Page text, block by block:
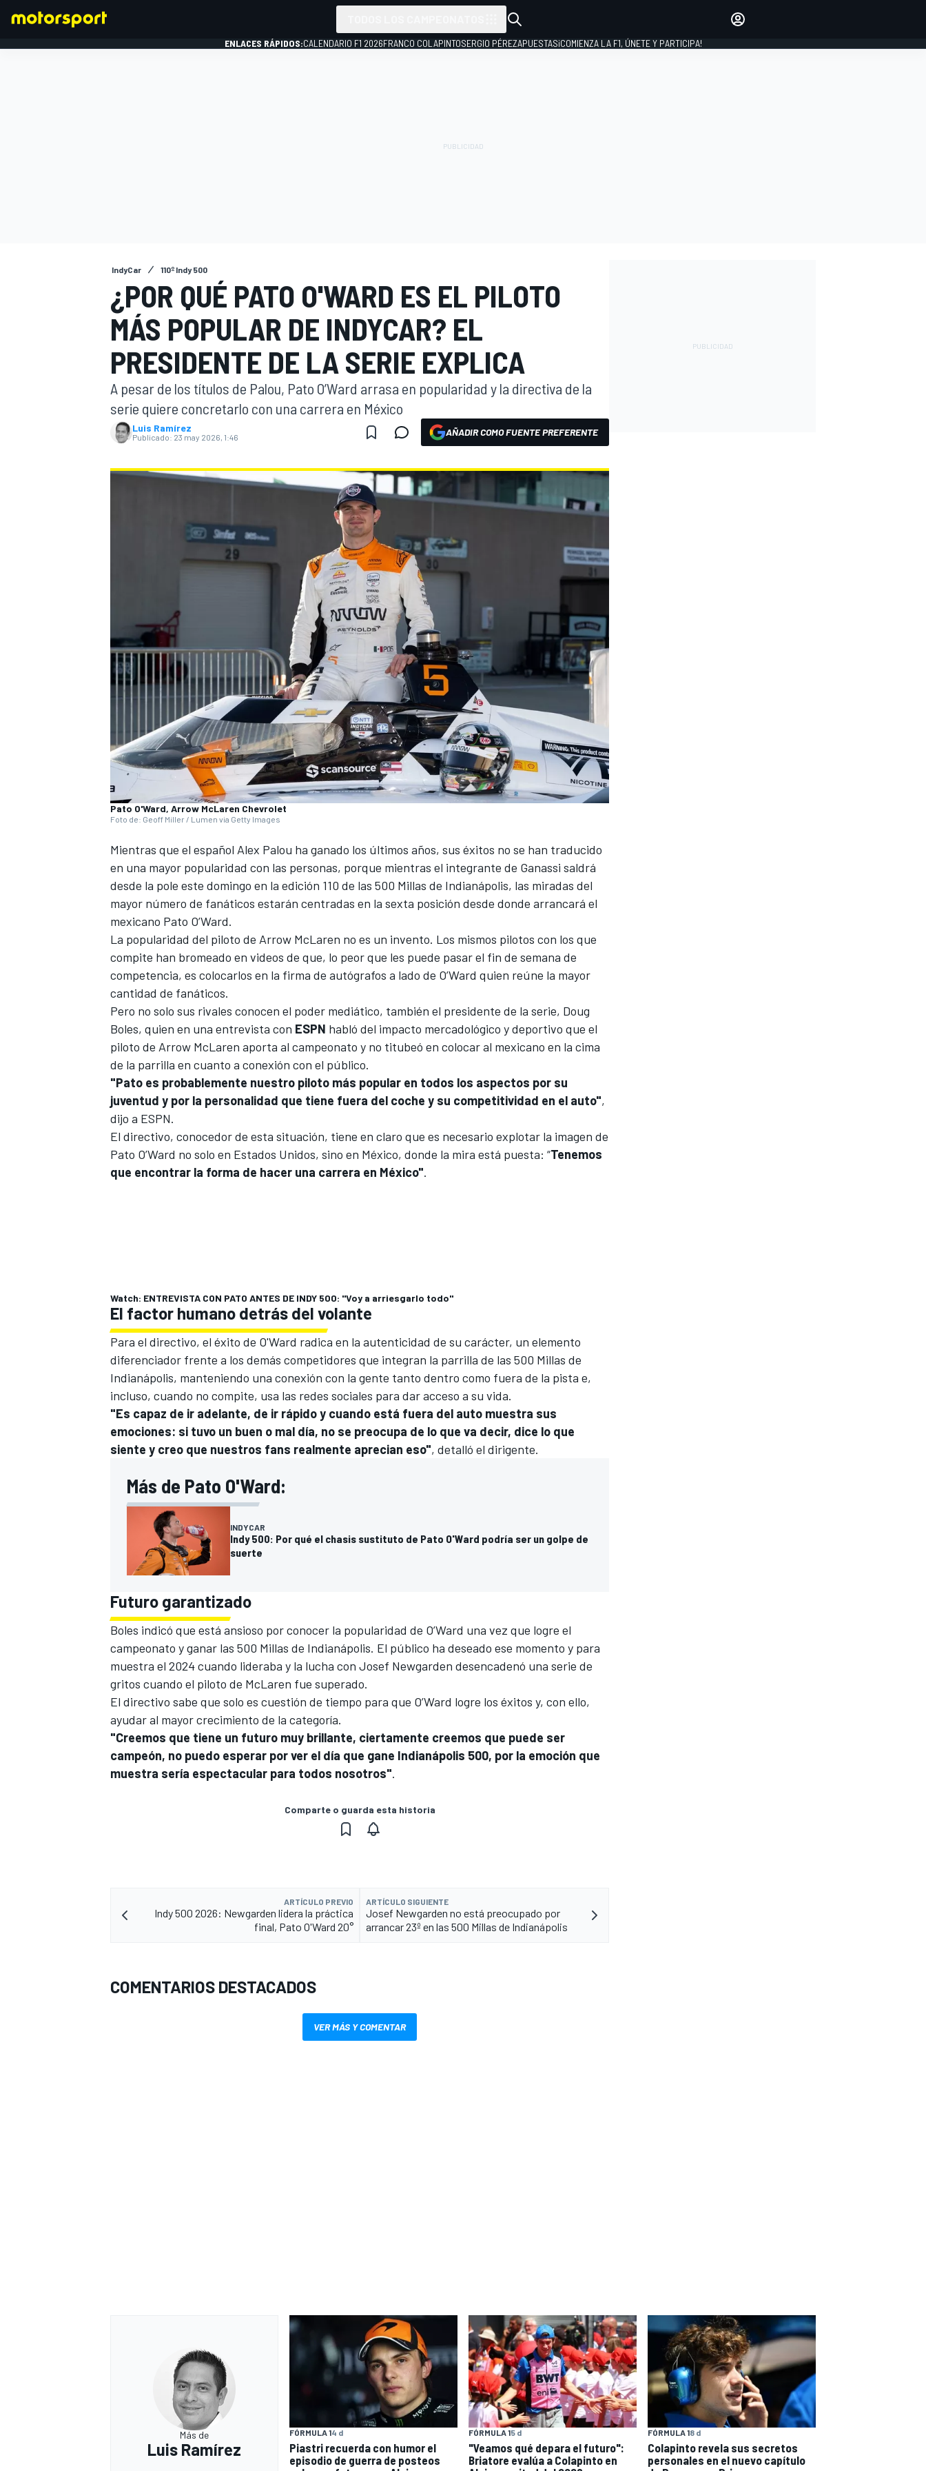
INDYCAR
NASCAR CUP
FÓRMULA E
WRC
MÁS CATEGORÍAS
INICIAR SESIÓN
ENLACES RÁPIDOS:CALENDARIO F1 2026FRANCO COLAPINTOSERGIO PÉREZAPUESTAS¡COMIENZA LA F1, ÚNETE Y PARTICIPA!
IndyCar 110º Indy 500
¿POR QUÉ PATO O'WARD ES EL PILOTO
MÁS POPULAR DE INDYCAR? EL
PRESIDENTE DE LA SERIE EXPLICA
A pesar de los títulos de Palou, Pato O’Ward arrasa en popularidad y la directiva de la
serie quiere concretarlo con una carrera en México
Luis Ramírez
Publicado: 23 may 2026, 1:46 AÑADIR COMO FUENTE PREFERENTE
Pato O'Ward, Arrow McLaren Chevrolet
Foto de: Geoff Miller / Lumen via Getty Images
Mientras que el español Alex Palou ha ganado los últimos años, sus éxitos no se han traducido
en una mayor popularidad con las personas, porque mientras el integrante de Ganassi saldrá
desde la pole este domingo en la edición 110 de las 500 Millas de Indianápolis, las miradas del
mayor número de fanáticos estarán centradas en la sexta posición desde donde arrancará el
mexicano Pato O’Ward.
La popularidad del piloto de Arrow McLaren no es un invento. Los mismos pilotos con los que
compite han bromeado en videos de que, lo peor que les puede pasar el fin de semana de
competencia, es colocarlos en la firma de autógrafos a lado de O’Ward quien reúne la mayor
cantidad de fanáticos.
Pero no solo sus rivales conocen el poder mediático, también el presidente de la serie, Doug
Boles, quien en una entrevista con ESPN habló del impacto mercadológico y deportivo que el
piloto de Arrow McLaren aporta al campeonato y no titubeó en colocar al mexicano en la cima
de la parrilla en cuanto a conexión con el público.
"Pato es probablemente nuestro piloto más popular en todos los aspectos por su
juventud y por la personalidad que tiene fuera del coche y su competitividad en el auto",
dijo a ESPN.
El directivo, conocedor de esta situación, tiene en claro que es necesario explotar la imagen de
Pato O’Ward no solo en Estados Unidos, sino en México, donde la mira está puesta: “Tenemos
que encontrar la forma de hacer una carrera en México".
Watch: ENTREVISTA CON PATO ANTES DE INDY 500: "Voy a arriesgarlo todo"
El factor humano detrás del volante
Para el directivo, el éxito de O'Ward radica en la autenticidad de su carácter, un elemento
diferenciador frente a los demás competidores que integran la parrilla de las 500 Millas de
Indianápolis, manteniendo una conexión con la gente tanto dentro como fuera de la pista e,
incluso, cuando no compite, usa las redes sociales para dar acceso a su vida.
"Es capaz de ir adelante, de ir rápido y cuando está fuera del auto muestra sus
emociones: si tuvo un buen o mal día, no se preocupa de lo que va decir, dice lo que
siente y creo que nuestros fans realmente aprecian eso", detalló el dirigente.
Más de Pato O'Ward:
INDYCAR
Indy 500: Por qué el chasis sustituto de Pato O'Ward podría ser un golpe de
suerte
Futuro garantizado
Boles indicó que está ansioso por conocer la popularidad de O’Ward una vez que logre el
campeonato y ganar las 500 Millas de Indianápolis. El público ha deseado ese momento y para
muestra el 2024 cuando lideraba y la lucha con Josef Newgarden desencadenó una serie de
gritos cuando el piloto de McLaren fue superado.
El directivo sabe que solo es cuestión de tiempo para que O’Ward logre los éxitos y, con ello,
ayudar al mayor crecimiento de la categoría.
"Creemos que tiene un futuro muy brillante, ciertamente creemos que puede ser
campeón, no puedo esperar por ver el día que gane Indianápolis 500, por la emoción que
muestra sería espectacular para todos nosotros".
Comparte o guarda esta historia
ARTÍCULO PREVIO
Indy 500 2026: Newgarden lidera la práctica
final, Pato O'Ward 20°
ARTÍCULO SIGUIENTE
Josef Newgarden no está preocupado por
arrancar 23º en las 500 Millas de Indianápolis
COMENTARIOS DESTACADOS
VER MÁS Y COMENTAR
Más de
Luis Ramírez
FÓRMULA 14 d
Piastri recuerda con humor el
episodio de guerra de posteos
FÓRMULA 15 d
"Veamos qué depara el futuro":
Briatore evalúa a Colapinto en
FÓRMULA 18 d
Colapinto revela sus secretos
personales en el nuevo capítulo